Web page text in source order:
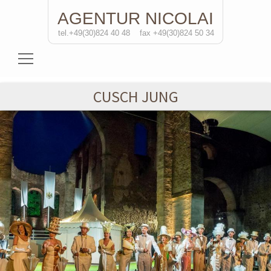
AGENTUR NICOLAI
tel.+49(30)824 40 48 fax +49(30)824 50 34
Schauspielerinnen
Schauspieler
Regisseure
Soloprojekte
Kontakt
CUSCH JUNG